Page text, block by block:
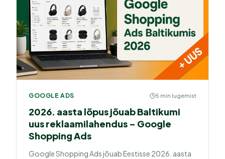
GOOGLE ADS 5 min lugemist
2026. aasta lõpus jõuab Baltikumi
uus reklaamilahendus – Google
Shopping Ads
Google Shopping Ads jõuab Eestisse 2026. aasta